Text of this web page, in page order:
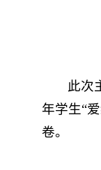
此次
年学生“
卷。